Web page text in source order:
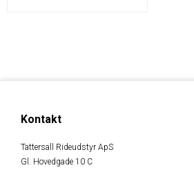
Kontakt
Tattersall Rideudstyr ApS
Gl. Hovedgade 10 C